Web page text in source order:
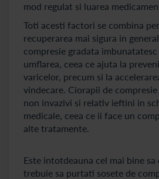
mod regulat si luarea
Toti acesti factori se combina
recuperarea mai sigura in
compresie gradata
umflarea, ceea ce ajuta la
varicelor, precum si la
vindecare. Ciorapii de compresie
non invazivi si relativ ieftini in
medicale, ceea ce ii face un
alte tratamente.
Este intotdeauna cel mai bine
trebuie sa purtati sosete de